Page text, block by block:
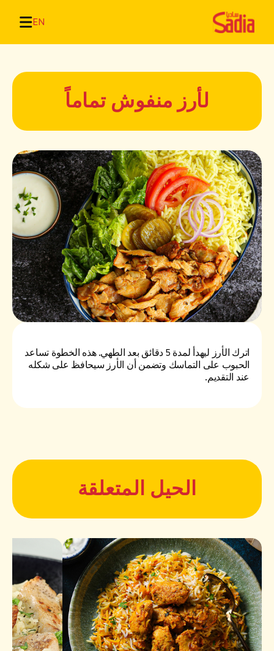
EN
لأرز منفوش تماماً
اترك الأرز ليهدأ لمدة 5 دقائق بعد الطهي. هذه الخطوة تساعد
الحبوب على التماسك وتضمن أن الأرز سيحافظ على شكله
عند التقديم.
الحيل المتعلقة